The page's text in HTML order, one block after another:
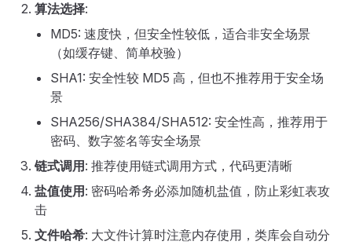
算法选择:
MD5: 速度快，但安全性较低，适合非安全场景
（如缓存键、简单校验）
SHA1: 安全性较 MD5 高，但也不推荐用于安全场
景
SHA256/SHA384/SHA512: 安全性高，推荐用于
密码、数字签名等安全场景
链式调用 : 推荐使用链式调用方式，代码更清晰
盐值使用 : 密码哈希务必添加随机盐值，防止彩虹表攻
击
文件哈希: 大文件计算时注意内存使用，类库会自动分